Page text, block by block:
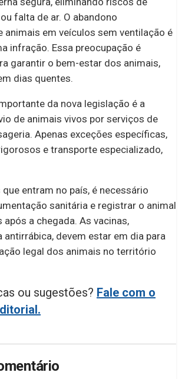
falta de ar. O abandono
animais em veículos sem ventilação é
infração. Essa preocupação é
garantir o bem-estar dos animais,
dias quentes.
da nova legislação é a
de animais vivos por serviços de
Apenas exceções específicas,
e transporte especializado,
entram no país, é necessário
sanitária e registrar o animal
após a chegada. As vacinas,
antirrábica, devem estar em dia para
legal dos animais no território
ou sugestões? Fale com o